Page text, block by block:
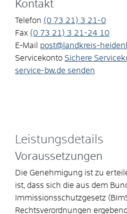
Kontakt
Telefon (0 73 21) 3 21-0
Fax (0 73 21) 3 21-24 10
E-Mail
post@landkreis-
Servicekonto Sichere
service-bw.de senden
Leistungsdetails
Voraussetzungen
Die Genehmigung ist zu
ist, dass sich die aus dem
Immissionsschutzgesetz
Rechtsverordnungen